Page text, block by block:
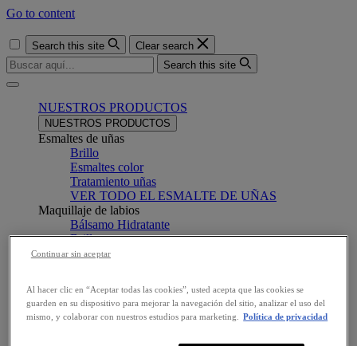
Go to content
Search this site
Clear search
Search this site
Menu
NUESTROS PRODUCTOS
NUESTROS PRODUCTOS
Esmaltes de uñas
Brillo
Esmaltes color
Tratamiento uñas
VER TODO EL ESMALTE DE UÑAS
Maquillaje de labios
Bálsamo Hidratante
Brillos
Labial barra
Maquillaje de ojos
Cejas
Al hacer clic en “Aceptar todas las cookies”, usted acepta que las cookies se
guarden en su dispositivo para mejorar la navegación del sitio, analizar el uso del
mismo, y colaborar con nuestros estudios para marketing.
Política de privacidad
Continuar sin aceptar